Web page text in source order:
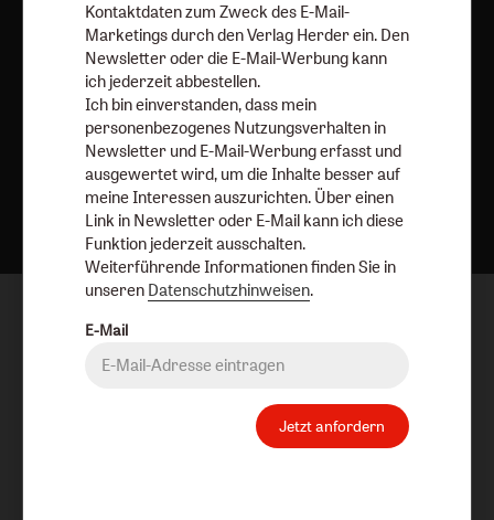
Nach oben
Kontaktdaten zum Zweck des E-Mail-
Marketings durch den Verlag Herder ein. Den
Newsletter oder die E-Mail-Werbung kann
ich jederzeit abbestellen.
Ich bin einverstanden, dass mein
personenbezogenes Nutzungsverhalten in
Newsletter und E-Mail-Werbung erfasst und
ausgewertet wird, um die Inhalte besser auf
meine Interessen auszurichten. Über einen
Link in Newsletter oder E-Mail kann ich diese
Funktion jederzeit ausschalten.
Weiterführende Informationen finden Sie in
unseren Datenschutzhinweisen.
E-Mail
Jetzt anfordern